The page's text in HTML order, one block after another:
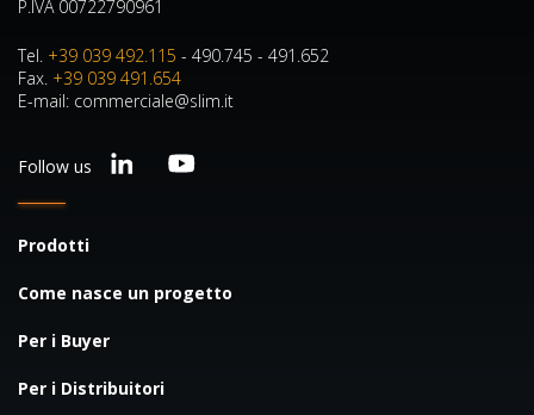
P.IVA 00722790961
Tel. +39 039 492.115 - 490.745 - 491.652
Fax. +39 039 491.654
E-mail: commerciale@slim.it
Follow us
Prodotti
Come nasce un progetto
Per i Buyer
Per i Distribuitori